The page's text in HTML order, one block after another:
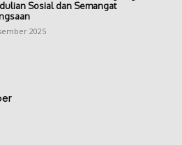
Sosial dan Semangat
2025